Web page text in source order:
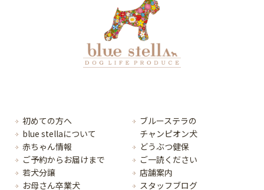
初めての方へ
blue stellaについて
赤ちゃん情報
ご予約からお届けまで
若犬分譲
お母さん卒業犬
ブルーステラの
チャンピオン犬
どうぶつ健保
ご一読ください
店舗案内
スタッフブログ